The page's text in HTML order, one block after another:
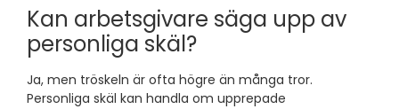
Kan arbetsgivare säga upp av
personliga skäl?
Ja, men tröskeln är ofta högre än många tror.
Personliga skäl kan handla om upprepade